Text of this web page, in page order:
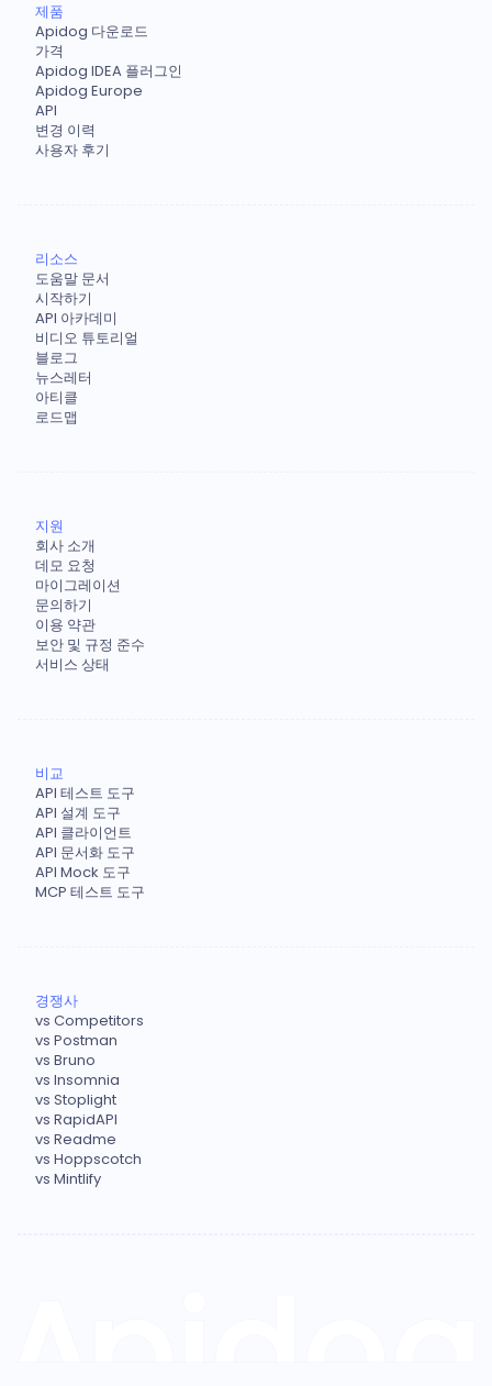
제품
Apidog 다운로드
가격
Apidog IDEA 플러그인
Apidog Europe
API
변경 이력
사용자 후기
리소스
도움말 문서
시작하기
API 아카데미
비디오 튜토리얼
블로그
뉴스레터
아티클
로드맵
지원
회사 소개
데모 요청
마이그레이션
문의하기
이용 약관
보안 및 규정 준수
서비스 상태
비교
API 테스트 도구
API 설계 도구
API 클라이언트
API 문서화 도구
API Mock 도구
MCP 테스트 도구
경쟁사
vs Competitors
vs Postman
vs Bruno
vs Insomnia
vs Stoplight
vs RapidAPI
vs Readme
vs Hoppscotch
vs Mintlify